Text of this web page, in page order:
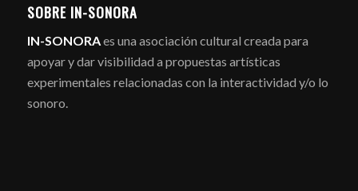
SOBRE IN-SONORA
IN-SONORAes una asociación cultural creada para
apoyar y dar visibilidad a propuestas artísticas
experimentales relacionadas con la interactividad y/o lo
sonoro.